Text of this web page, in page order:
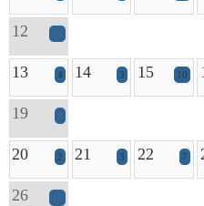
12 16
13 4 14 3 15 10
19 8
20 2 21 3 22 7
26 11